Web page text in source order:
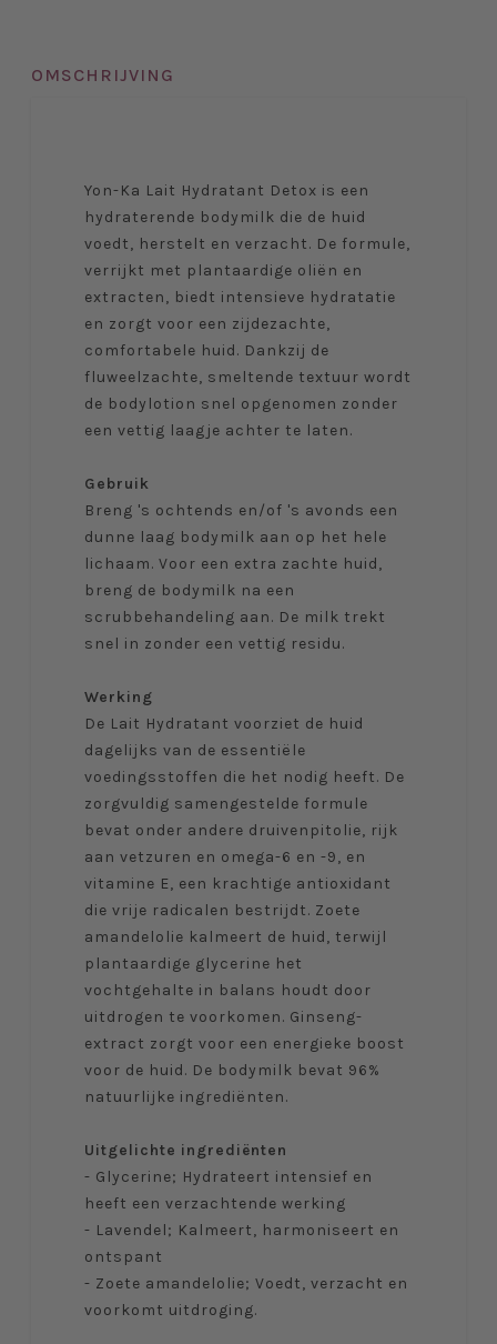
OMSCHRIJVING
Yon-Ka Lait Hydratant Detox is een
hydraterende bodymilk die de huid
voedt, herstelt en verzacht. De formule,
verrijkt met plantaardige oliën en
extracten, biedt intensieve hydratatie
en zorgt voor een zijdezachte,
comfortabele huid. Dankzij de
fluweelzachte, smeltende textuur wordt
de bodylotion snel opgenomen zonder
een vettig laagje achter te laten.
Gebruik
Breng 's ochtends en/of 's avonds een
dunne laag bodymilk aan op het hele
lichaam. Voor een extra zachte huid,
breng de bodymilk na een
scrubbehandeling aan. De milk trekt
snel in zonder een vettig residu.
Werking
De Lait Hydratant voorziet de huid
dagelijks van de essentiële
voedingsstoffen die het nodig heeft. De
zorgvuldig samengestelde formule
bevat onder andere druivenpitolie, rijk
aan vetzuren en omega-6 en -9, en
vitamine E, een krachtige antioxidant
die vrije radicalen bestrijdt. Zoete
amandelolie kalmeert de huid, terwijl
plantaardige glycerine het
vochtgehalte in balans houdt door
uitdrogen te voorkomen. Ginseng-
extract zorgt voor een energieke boost
voor de huid. De bodymilk bevat 96%
natuurlijke ingrediënten.
Uitgelichte ingrediënten
- Glycerine; Hydrateert intensief en
heeft een verzachtende werking
- Lavendel; Kalmeert, harmoniseert en
ontspant
- Zoete amandelolie; Voedt, verzacht en
voorkomt uitdroging.